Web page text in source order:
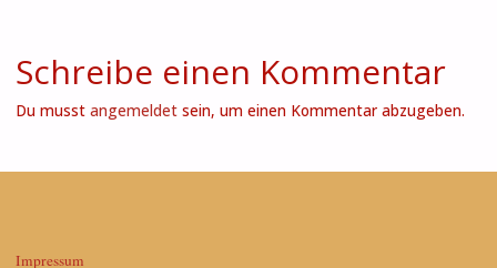
Schreibe einen Kommentar
Du musst angemeldetsein, um einen Kommentar abzugeben.
Impressum